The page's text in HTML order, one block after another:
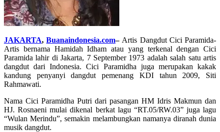
JAKARTA,Buanaindonesia.com– Artis Dangdut Cici Paramida-
Artis bernama Hamidah Idham atau yang terkenal dengan Cici
Paramida lahir di Jakarta, 7 September 1973 adalah salah satu artis
dangdut dari Indonesia. Cici Paramidha juga merupakan kakak
kandung penyanyi dangdut pemenang KDI tahun 2009, Siti
Rahmawati.
Nama Cici Paramidha Putri dari pasangan HM Idris Makmun dan
HJ. Rosnaeni mulai dikenal berkat lagu “RT.05/RW.03” juga lagu
“Wulan Merindu”, semakin melambungkan namanya diranah dunia
musik dangdut.